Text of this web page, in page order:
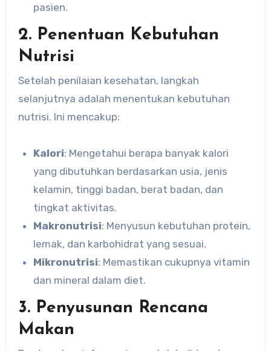
pasien.
2. Penentuan Kebutuhan
Nutrisi
Setelah penilaian kesehatan, langkah
selanjutnya adalah menentukan kebutuhan
nutrisi. Ini mencakup:
Kalori: Mengetahui berapa banyak kalori
yang dibutuhkan berdasarkan usia, jenis
kelamin, tinggi badan, berat badan, dan
tingkat aktivitas.
Makronutrisi: Menyusun kebutuhan protein,
lemak, dan karbohidrat yang sesuai.
Mikronutrisi: Memastikan cukupnya vitamin
dan mineral dalam diet.
3. Penyusunan Rencana
Makan